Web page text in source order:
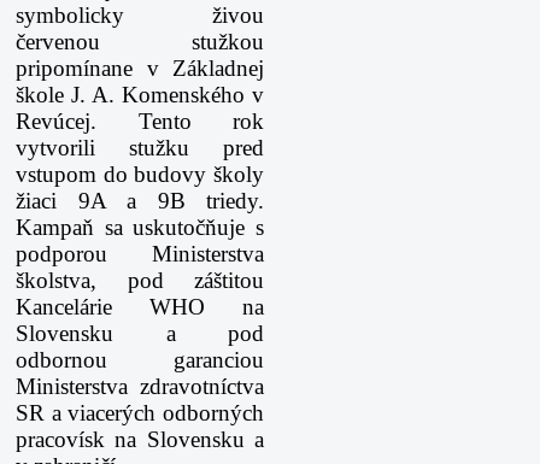
symbolicky živou
červenou stužkou
pripomínane v Základnej
škole J. A. Komenského v
Revúcej. Tento rok
vytvorili stužku pred
vstupom do budovy školy
žiaci 9A a 9B triedy.
Kampaň sa uskutočňuje s
podporou Ministerstva
školstva, pod záštitou
Kancelárie WHO na
Slovensku a pod
odbornou garanciou
Ministerstva zdravotníctva
SR a viacerých odborných
pracovísk na Slovensku a